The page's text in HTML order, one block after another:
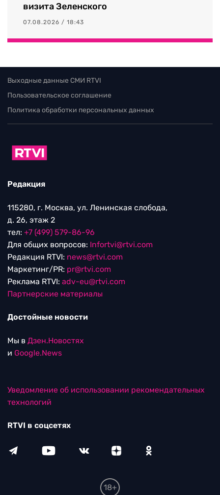
визита Зеленского
07.08.2026 / 18:43
Выходные данные СМИ RTVI
Пользовательское соглашение
Политика обработки персональных данных
Редакция
115280, г. Москва, ул. Ленинская слобода,
д. 26, этаж 2
тел: +7 (499) 579-86-96
Для общих вопросов: Infortvi@rtvi.com
Редакция RTVI: news@rtvi.com
Маркетинг/PR: pr@rtvi.com
Реклама RTVI: adv-eu@rtvi.com
Партнерские материалы
Достойные новости
Мы в Дзен.Новостях
и Google.News
Уведомление об использовании рекомендательных
технологий
RTVI в соцсетях
18+